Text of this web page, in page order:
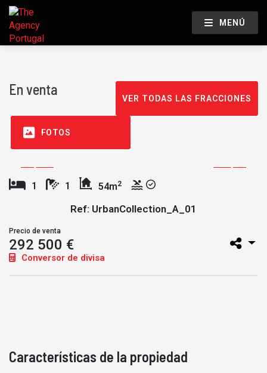
MENÚ
En venta
VER TODAS LAS FRACCIONES
FOTOS
1 1 54m2
Ref: UrbanCollection_A_01
Precio de venta
292 500 €
Conversor de divisa
Características de la propiedad